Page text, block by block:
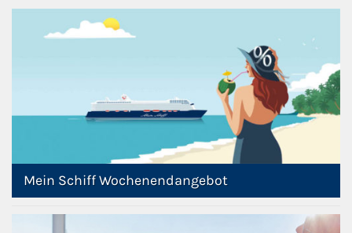
Mein Schiff Wochenendangebot